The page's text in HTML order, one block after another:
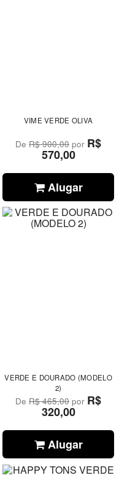
VIME VERDE OLIVA
DeR$ 900,00 por R$
570,00
Alugar
VERDE E DOURADO (MODELO
2)
DeR$ 465,00 por R$
320,00
Alugar